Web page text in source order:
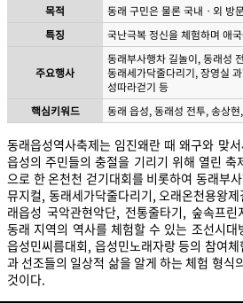
목적
동래 구민은 물론 국내ㆍ외 방
특징
국난극복 정신을 체험하며 애
주요행사
동래부사행차 길놀이, 동래성
동래세가닥줄다리기, 장영실
성따라걷기 등
핵심키워드
동래 읍성, 동래성 전투, 송상
동래읍성역사축제는 임진왜란 때 왜구와 맞
읍성의 주민들의 충절을 기리기 위해 열린 축
으로 한 온천천 걷기대회를 비롯하여 동래부
뮤지컬, 동래세가닥줄다리기, 오래온천용왕
래읍성 국악관현악단, 전통줄타기, 숲속프
동래 지역의 역사를 체험할 수 있는 조선시대
읍성민씨름대회, 읍성민노래자랑 등의 참여
과 선조들의 일상적 삶을 알게 하는 체험 형식
것이다.